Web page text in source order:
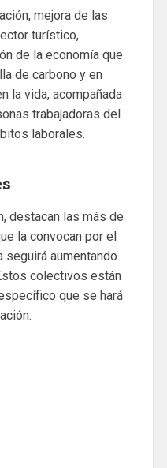
mejora de las
turístico,
de la economía que
de carbono y en
la vida, acompañada
trabajadoras del
laborales.
destacan las más de
la convocan por el
seguirá aumentando
colectivos están
que se hará